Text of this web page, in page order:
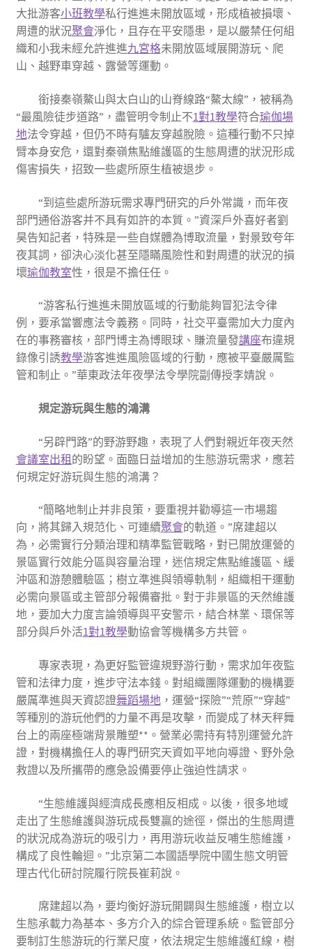
大批游客小班教學私行進進未開放區域，形成植被損壞、
周遭的狀況聚會淨化，且存在平安隱患，是以嚴禁任何組
織和小我未經允許進進九宮格未開放區域展開游玩、爬
山、越野車穿越、露營等運動。
銜接秦嶺鰲山與太白山的山脊線路“鰲太線”，被稱為
“最風險徒步道路”，盡管明令制止不1對1教學符合瑜伽場
地法令穿越，但仍不時有驢友穿越脫險。這種行動不只掉
臂本身安危，還對秦嶺焦點維護區的生態周遭的狀況形成
傷害損失，招致一些處所原生植被退步。
“到這些處所游玩需求專門研究的戶外常識，而年夜
部門通俗游客并不具有如許的本質。”資深戶外喜好者劉
昊告知記者，特殊是一些自媒體為博取流量，對景致夸年
夜其詞，卻決心淡化甚至隱瞞風險性和對周遭的狀況的損
壞瑜伽教室性，很是不擔任任。
“游客私行進進未開放區域的行動能夠冒犯法令律
例，要承當響應法令義務。同時，社交平臺需加大力度內
在的事務審核，部門博主為博眼球、賺流量發講座布違規
錄像引誘教學游客進進風險區域的行動，應被平臺嚴厲監
管和制止。”華東政法年夜學法令學院副傳授李婧說。
規定游玩與生態的鴻溝
“另辟門路”的野游野趣，表現了人們對親近年夜天然
會議室出租的盼望。面臨日益增加的生態游玩需求，應若
何規定好游玩與生態的鴻溝？
“簡略地制止并非良策，要重視并勸導這一市場趨
向，將其歸入規范化、可連續聚會的軌道。”席建超以
為，必需實行分類治理和精準監管戰略，對已開放運營的
景區實行效能分區與容量治理，迷信規定焦點維護區、緩
沖區和游憩體驗區；樹立準進與領導軌制，組織相干運動
必需向景區或主管部分報備審批。對于非景區的天然維護
地，要加大力度言論領導與平安警示，結合林業、環保等
部分與戶外活1對1教學動協會等機構多方共管。
專家表現，為更好監管違規野游行動，需求加年夜監
管和法律力度，進步守法本錢。對組織團隊運動的機構要
嚴厲準進與天資認證舞蹈場地，運營“探險”“荒原”“穿越”
等種別的游玩他們的力量不再是攻擊，而變成了林天秤舞
台上的兩座極端背景雕塑**。營業必需持有特別運營允許
證，對機構擔任人的專門研究天資如平地向導證、野外急
救證以及所攜帶的應急設備要停止強迫性請求。
“生態維護與經濟成長應相反相成。以後，很多地域
走出了生態維護與游玩成長雙贏的途徑，傑出的生態周遭
的狀況成為游玩的吸引力，再用游玩收益反哺生態維護，
構成了良性輪迴。”北京第二本國語學院中國生態文明管
理古代化研討院履行院長崔莉說。
席建超以為，要均衡好游玩開闢與生態維護，樹立以
生態承載力為基本、多方介入的綜合管理系統。監管部分
要制訂生態游玩的行業尺度，依法規定生態維護紅線，樹